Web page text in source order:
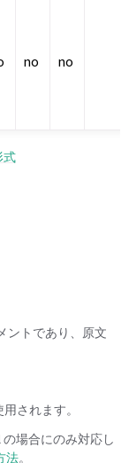
no no
式
ントであり、原文
されます。
場合にのみ対応し
法。